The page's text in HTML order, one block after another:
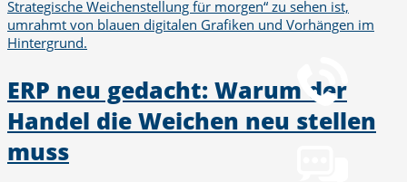
Telefon
Chat
Chat jetzt öffnen
ERP neu gedacht: Warum der
Handel die Weichen neu stellen
muss